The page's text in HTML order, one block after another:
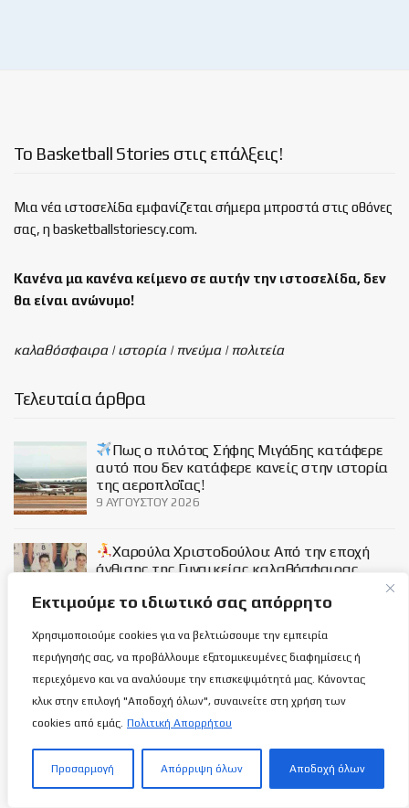
Εκτιμούμε το ιδιωτικό σας απόρρητο
Χρησιμοποιούμε cookies για να βελτιώσουμε την εμπειρία
περιήγησής σας, να προβάλλουμε εξατομικευμένες διαφημίσεις ή
περιεχόμενο και να αναλύουμε την επισκεψιμότητά μας. Κάνοντας
κλικ στην επιλογή "Αποδοχή όλων", συναινείτε στη χρήση των
cookies από εμάς. Πολιτική Απορρήτου
Προσαρμογή Απόρριψη όλων Αποδοχή όλων
Το Basketball Stories στις επάλξεις!
Μια νέα ιστοσελίδα εμφανίζεται σήμερα μπροστά στις οθόνες
σας, η basketballstoriescy.com.
Κανένα μα κανένα κείμενο σε αυτήν την ιστοσελίδα, δεν
θα είναι ανώνυμο!
καλαθόσφαιρα | ιστορία | πνεύμα | πολιτεία
Τελευταία άρθρα
Πως ο πιλότος Σήφης Μιγάδης κατάφερε
αυτό που δεν κατάφερε κανείς στην ιστορία
της αεροπλοΐας!
9 ΑΥΓΟΎΣΤΟΥ 2026
Χαρούλα Χριστοδούλου: Από την εποχή
άνθισης της Γυναικείας καλαθόσφαιρας…
Διεθνής Ημέρα Αυτοχθόνων Λαών της
9 ΑΥΓΟΎΣΤΟΥ 2026
Social